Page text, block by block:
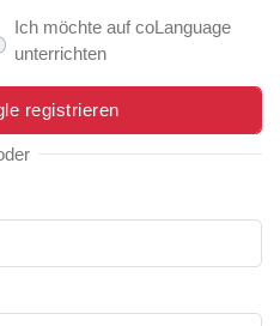
Ich möchte auf coLanguage
unterrichten
registrieren